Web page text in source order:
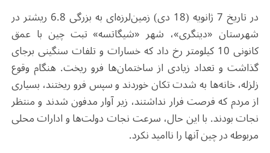
در تاریخ 7 ژانویه (18 دی) زمین‌لرزه‌ای به بزرگی 6.8 ریشتر در
شهرستان «دینگری»، شهر «شیگاتسه» تبت چین با عمق
کانونی 10 کیلومتر رخ داد که خسارات و تلفات سنگینی برجای
گذاشت و تعداد زیادی از ساختمان‌ها فرو ریخت. هنگام وقوع
زلزله، خانه‌ها به شدت تکان خوردند و سپس فرو ریختند، بسیاری
از مردم که فرصت فرار نداشتند، زیر آوار مدفون شدند و منتظر
نجات بودند. با این حال، سرعت نجات دولت‌ها و ادارات محلی
مربوطه در چین آنها را ناامید نکرد.